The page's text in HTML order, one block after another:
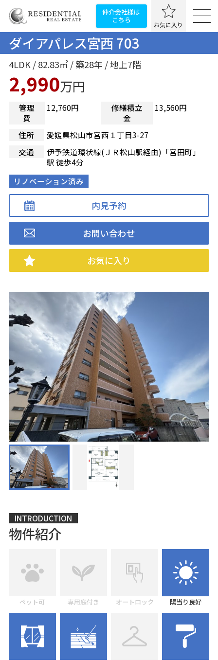
仲介会社様は
こちら
お気に入り
ダイアパレス宮西 703
4LDK / 82.83㎡ / 築28年 / 地上7階
2,990万円
管理
費
12,760円
修繕積立
金
13,560円
住所
愛媛県松山市宮西１丁目3-27
交通
伊予鉄道環状線(ＪＲ松山駅経由)「宮田町」
駅 徒歩4分
リノベーション済み
内見予約
お問い合わせ
お気に入り
INTRODUCTION
物件紹介
ペット可 専用庭付き オートロック 陽当り良好